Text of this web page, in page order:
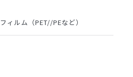
ィルム（PET//PEなど）